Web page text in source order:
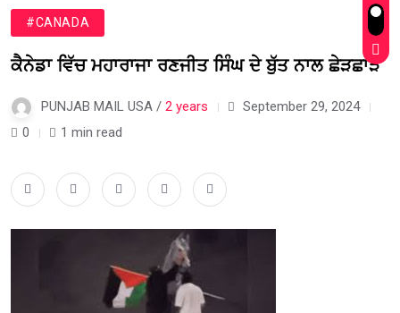
#CANADA
ਕੈਨੇਡਾ ਵਿੱਚ ਮਹਾਰਾਜਾ ਰਣਜੀਤ ਸਿੰਘ ਦੇ ਬੁੱਤ ਨਾਲ ਛੇੜਛਾੜ
PUNJAB MAIL USA / 2 years
September 29, 2024
0
1 min read